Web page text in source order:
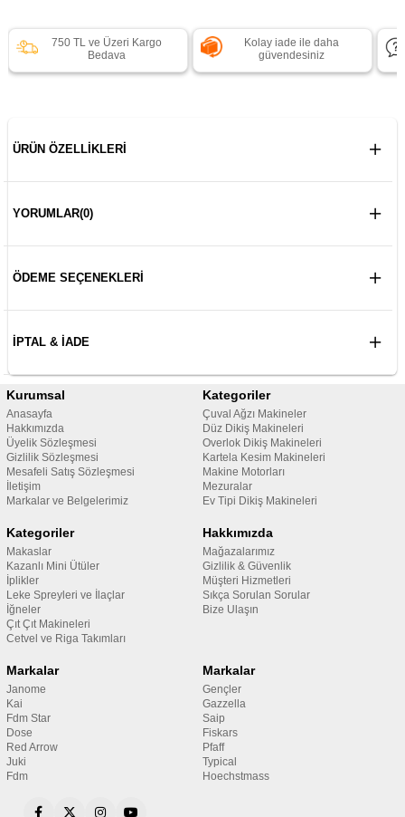
750 TL ve Üzeri Kargo
Bedava
Kolay iade ile daha
güvendesiniz
ÜRÜN ÖZELLIKLERI
YORUMLAR(0)
ÖDEME SEÇENEKLERI
İPTAL & İADE
Kurumsal
Anasayfa
Hakkımızda
Üyelik Sözleşmesi
Gizlilik Sözleşmesi
Mesafeli Satış Sözleşmesi
İletişim
Markalar ve Belgelerimiz
Kategoriler
Çuval Ağzı Makineler
Düz Dikiş Makineleri
Overlok Dikiş Makineleri
Kartela Kesim Makineleri
Makine Motorları
Mezuralar
Ev Tipi Dikiş Makineleri
Kategoriler
Makaslar
Kazanlı Mini Ütüler
İplikler
Leke Spreyleri ve İlaçlar
İğneler
Çıt Çıt Makineleri
Cetvel ve Riga Takımları
Hakkımızda
Mağazalarımız
Gizlilik & Güvenlik
Müşteri Hizmetleri
Sıkça Sorulan Sorular
Bize Ulaşın
Markalar
Janome
Kai
Fdm Star
Dose
Red Arrow
Juki
Fdm
Markalar
Gençler
Gazzella
Saip
Fiskars
Pfaff
Typical
Hoechstmass